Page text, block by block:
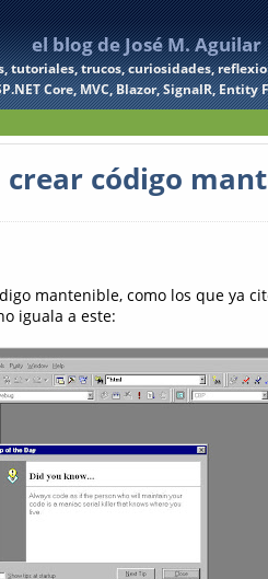
el blog de José M. Aguilar
tutoriales, trucos, curiosidades,
Core, MVC, Blazor, SignalR,
crear código
mantenible, como los que ya
iguala a este: